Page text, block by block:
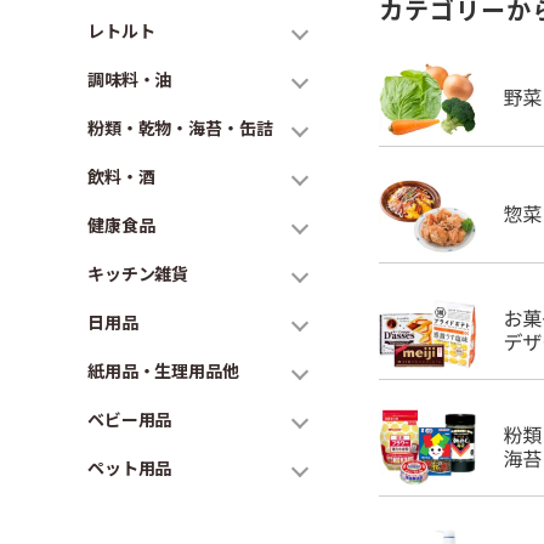
レトルト
調味料・油
粉類・乾物・海苔・缶詰
飲料・酒
健康食品
キッチン雑貨
日用品
紙用品・生理用品他
ベビー用品
ペット用品
カテゴリーか